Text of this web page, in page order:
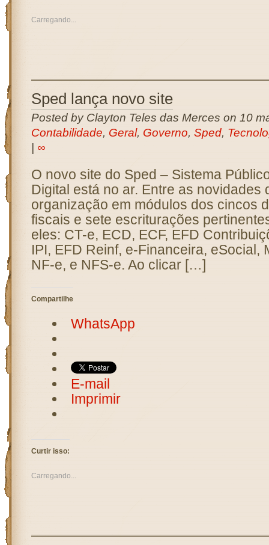
Carregando...
Sped lança novo site
Posted by Clayton Teles das Merces on 10
Contabilidade, Geral, Governo, Sped,
∞
O novo site do Sped – Sistema
Digital está no ar. Entre as novidades
organização em módulos dos cincos
fiscais e sete escriturações
eles: CT-e, ECD, ECF, EFD
IPI, EFD Reinf, e-Financeira, eSocial,
NF-e, e NFS-e. Ao clicar […]
Compartilhe
WhatsApp
E-mail
Imprimir
Curtir isso:
Carregando...